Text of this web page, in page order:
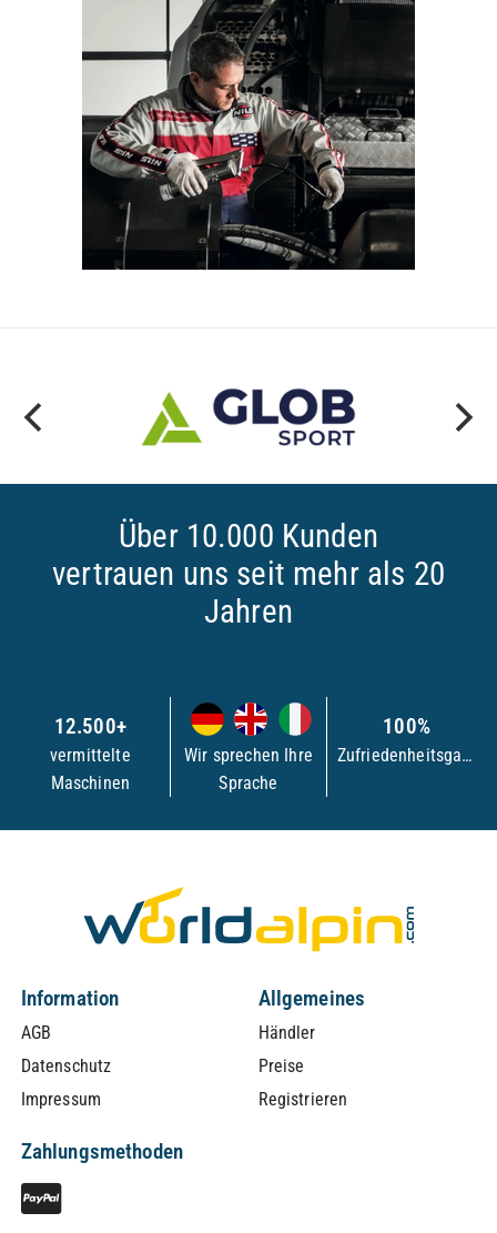
Über 10.000 Kunden
vertrauen uns seit mehr als 20
Jahren
12.500+
vermittelte
Maschinen
Wir sprechen Ihre
Sprache
100%
Zufriedenheitsgarantie
Information
AGB
Datenschutz
Impressum
Allgemeines
Händler
Preise
Registrieren
Zahlungsmethoden